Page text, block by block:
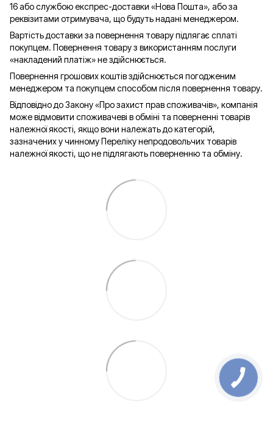
16 або службою експрес-доставки «Нова Пошта», або за
реквізитами отримувача, що будуть надані менеджером.
Вартість доставки за повернення товару підлягає сплаті
покупцем. Повернення товару з використанням послуги
«накладений платіж» не здійснюється.
Повернення грошових коштів здійснюється погодженим
менеджером та покупцем способом після повернення товару.
Відповідно до Закону «Про захист прав споживачів», компанія
може відмовити споживачеві в обміні та поверненні товарів
належної якості, якщо вони належать до категорій,
зазначених у чинному Переліку непродовольчих товарів
належної якості, що не підлягають поверненню та обміну.